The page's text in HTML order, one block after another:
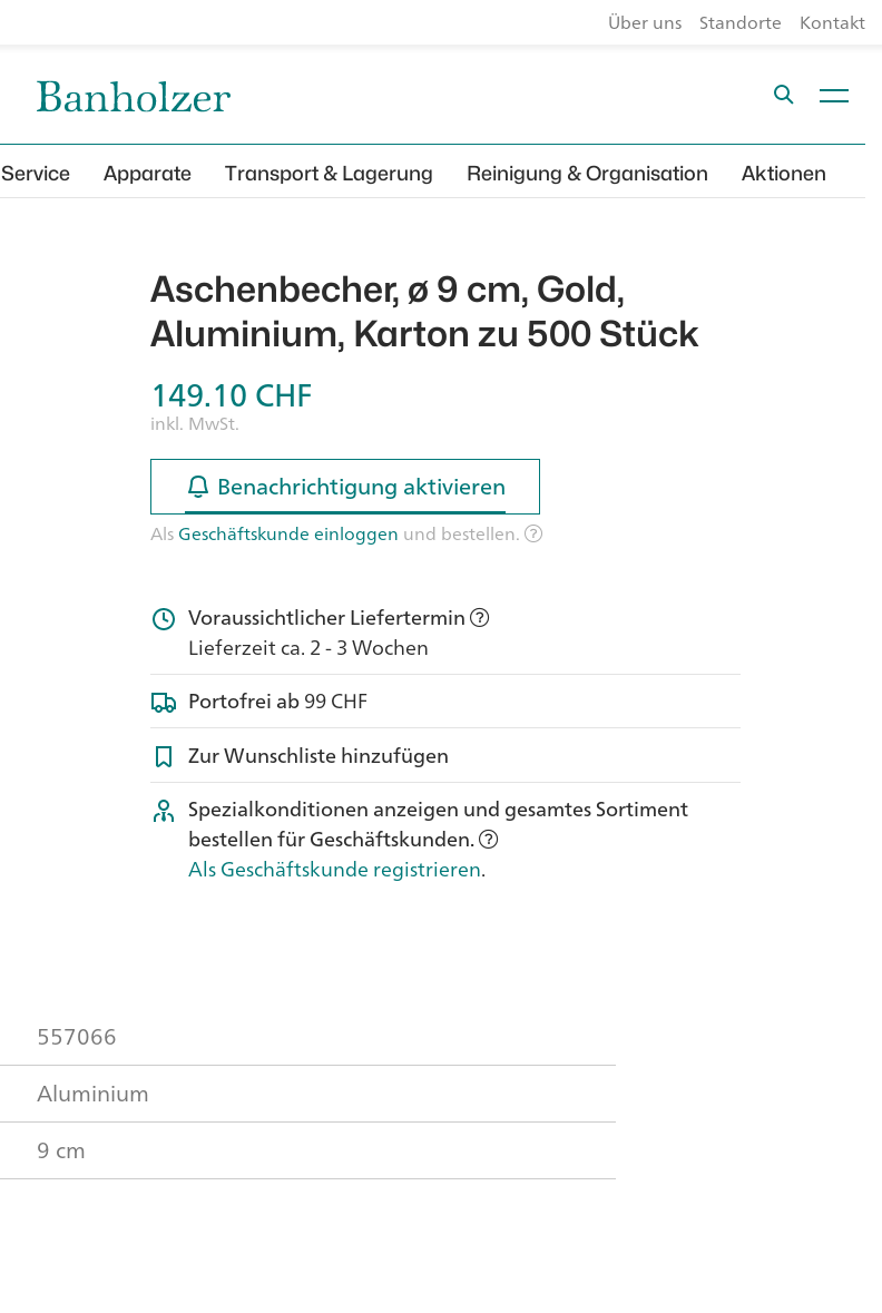
Über uns Standorte Kontakt
Service Apparate Transport & Lagerung Reinigung & Organisation Aktionen
Aschenbecher, ø 9 cm, Gold,
Aluminium, Karton zu 500 Stück
149.10CHF
inkl. MwSt.
Benachrichtigung aktivieren
Benachrichtigung aktivieren
AlsGeschäftskunde einloggen und bestellen.
Voraussichtlicher Liefertermin
Lieferzeit ca. 2 - 3 Wochen
Portofrei ab99 CHF
Zur Wunschliste hinzufügen
Spezialkonditionen anzeigen und gesamtes Sortiment
bestellen für Geschäftskunden.
Als Geschäftskunde registrieren.
557066
Aluminium
9 cm